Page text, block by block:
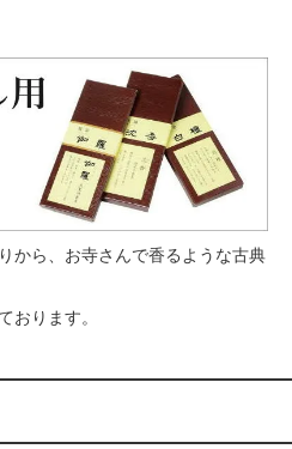
から、お寺さんで香るような古典
おります。